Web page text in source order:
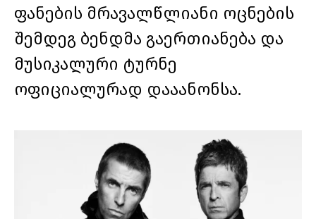
ფანების მრავალწლიანი ოცნების
შემდეგ ბენდმა გაერთიანება და
მუსიკალური ტურნე
ოფიციალურად დააანონსა.